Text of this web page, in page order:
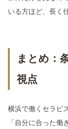
いる方ほど、長く
まとめ：
視点
横浜で働くセラピ
「自分に合った働